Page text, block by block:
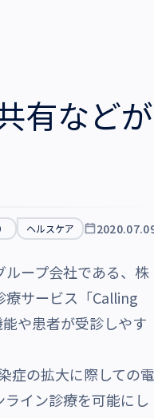
有などが
ヘルスケア
ープ会社である、株
療サービス「Calling
や患者が受診しやす
症の拡大に際しての電
イン診療を可能にし